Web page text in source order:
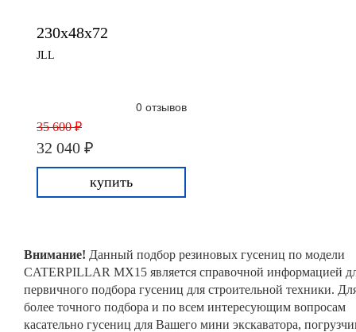
230x48x72
JLL
0 отзывов
35 600 ₽
32 040 ₽
купить
Внимание! Данный подбор резиновых гусениц по модели
CATERPILLAR MX15 является справочной информацией
первичного подбора гусениц для строительной техники.
более точного подбора и по всем интересующим вопросам
касательно гусениц для Вашего мини экскаватора,